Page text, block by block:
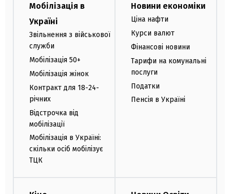
Мобілізація в
Україні
Звільнення з військової
служби
Мобілізація 50+
Мобілізація жінок
Контракт для 18-24-
річних
Відстрочка від
мобілізації
Мобілізація в Україні:
скільки осіб мобілізує
ТЦК
Новини економіки
Ціна нафти
Курси валют
Фінансові новини
Тарифи на комунальні
послуги
Податки
Пенсія в Україні